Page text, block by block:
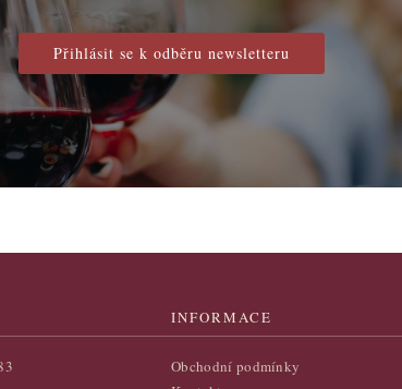
Přihlásit se k odběru newsletteru
INFORMACE
Obchodní podmínky